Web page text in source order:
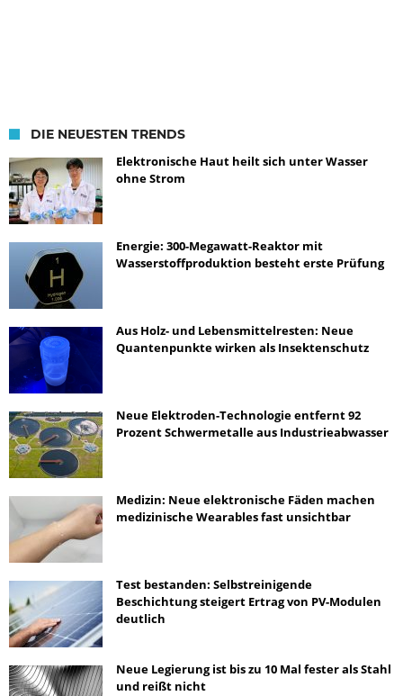
DIE NEUESTEN TRENDS
Elektronische Haut heilt sich unter Wasser
ohne Strom
Energie: 300-Megawatt-Reaktor mit
Wasserstoffproduktion besteht erste Prüfung
Aus Holz- und Lebensmittelresten: Neue
Quantenpunkte wirken als Insektenschutz
Neue Elektroden-Technologie entfernt 92
Prozent Schwermetalle aus Industrieabwasser
Medizin: Neue elektronische Fäden machen
medizinische Wearables fast unsichtbar
Test bestanden: Selbstreinigende
Beschichtung steigert Ertrag von PV-Modulen
deutlich
Neue Legierung ist bis zu 10 Mal fester als Stahl
und reißt nicht